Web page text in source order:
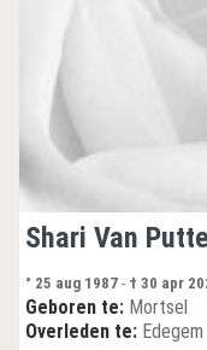
Shari Van Putte
° 25 aug 1987 - † 30 apr
Geboren te: Mortsel
Overleden te: Edegem